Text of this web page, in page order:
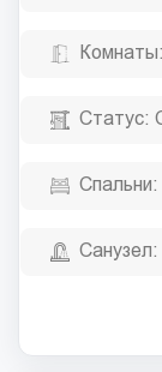
Комнаты:
Статус:
Спальни:
Санузел: